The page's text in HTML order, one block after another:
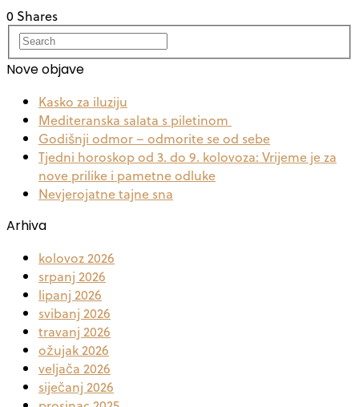
0 Shares
Nove objave
Kasko za iluziju
Mediteranska salata s piletinom
Godišnji odmor – odmorite se od sebe
Tjedni horoskop od 3. do 9. kolovoza: Vrijeme je za
nove prilike i pametne odluke
Nevjerojatne tajne sna
Arhiva
kolovoz 2026
srpanj 2026
lipanj 2026
svibanj 2026
travanj 2026
ožujak 2026
veljača 2026
siječanj 2026